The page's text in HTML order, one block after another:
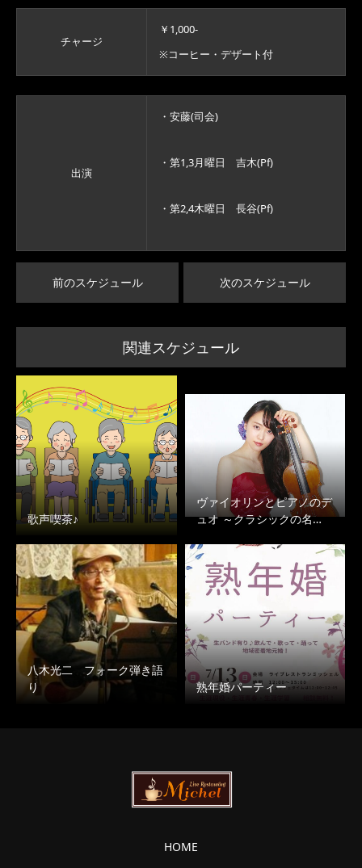
チャージ
￥1,000-
※コーヒー・デザート付
出演
・安藤(司会)
・第1,3月曜日 吉木(Pf)
・第2,4木曜日 長谷(Pf)
前のスケジュール 次のスケジュール
関連スケジュール
歌声喫茶♪
ヴァイオリンとピアノのデ
ュオ ～クラシックの名…
八木光二 フォーク弾き語
り
熟年婚パーティー
HOME